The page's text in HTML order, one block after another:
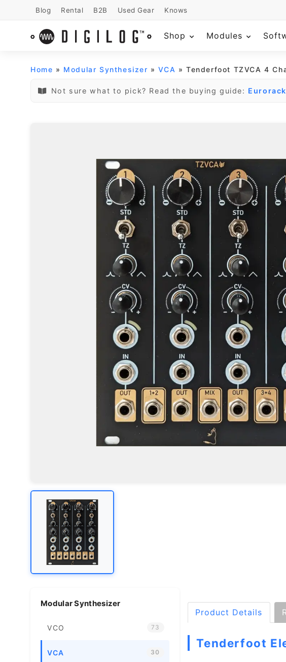
Blog Rental B2B Used Gear Knows
Shop Modules
Home » Modular Synthesizer »VCA » Tenderfoot TZVCA 4
Not sure what to pick? Read the buying guide: Eurorack
Modular Synthesizer
VCO 73
VCA 30
Product Details
Tenderfoot